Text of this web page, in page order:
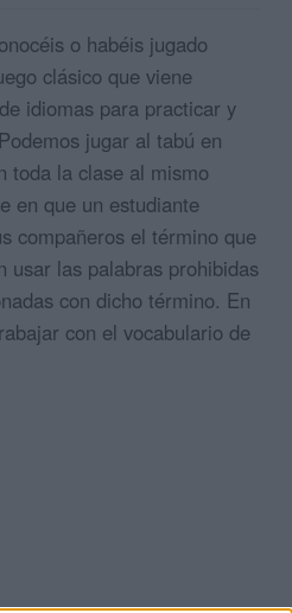
o habéis jugado
clásico que viene
idiomas para practicar y
jugar al tabú en
toda la clase al mismo
en que un estudiante
compañeros el término que
usar las palabras prohibidas
con dicho término. En
con el vocabulario de